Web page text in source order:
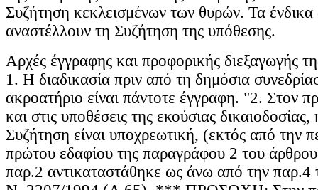
Συζήτηση κεκλεισμένων των θυρών. Τα
αναστέλλουν τη Συζήτηση της υπόθεσης.
Αρχές έγγραφης και προφορικής διεξαγωγής
1. Η διαδικασία πριν από τη δημόσια
ακροατήριο είναι πάντοτε έγγραφη. "2. Στον
και στις υποθέσεις της εκούσιας
Συζήτηση είναι υποχρεωτική, (εκτός από την
πρώτου εδαφίου της παραγράφου 2 του
παρ.2 αντικαταστάθηκε ως άνω από την παρ.4